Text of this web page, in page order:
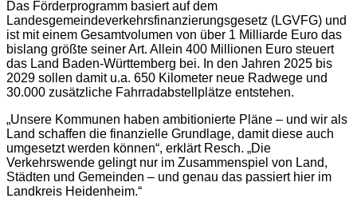
Das Förderprogramm basiert auf dem
Landesgemeindeverkehrsfinanzierungsgesetz (LGVFG) und
ist mit einem Gesamtvolumen von über 1 Milliarde Euro das
bislang größte seiner Art. Allein 400 Millionen Euro steuert
das Land Baden-Württemberg bei. In den Jahren 2025 bis
2029 sollen damit u.a. 650 Kilometer neue Radwege und
30.000 zusätzliche Fahrradabstellplätze entstehen.
„Unsere Kommunen haben ambitionierte Pläne – und wir als
Land schaffen die finanzielle Grundlage, damit diese auch
umgesetzt werden können“, erklärt Resch. „Die
Verkehrswende gelingt nur im Zusammenspiel von Land,
Städten und Gemeinden – und genau das passiert hier im
Landkreis Heidenheim.“